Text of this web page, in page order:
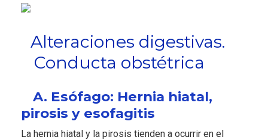
Alteraciones digestivas.
Conducta obstétrica
A. Esófago: Hernia hiatal,
pirosis y esofagitis
La hernia hiatal y la pirosis tienden a ocurrir en el